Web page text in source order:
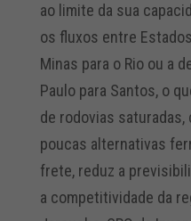
ao limite da sua
os fluxos entre
Minas para o Rio ou a
Paulo para Santos, o
de rodovias
poucas alternativas
frete, reduz a
a competitividade da